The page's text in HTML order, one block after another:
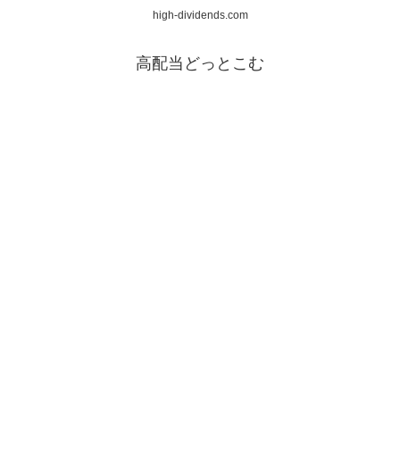
high-dividends.com
高配当どっとこむ